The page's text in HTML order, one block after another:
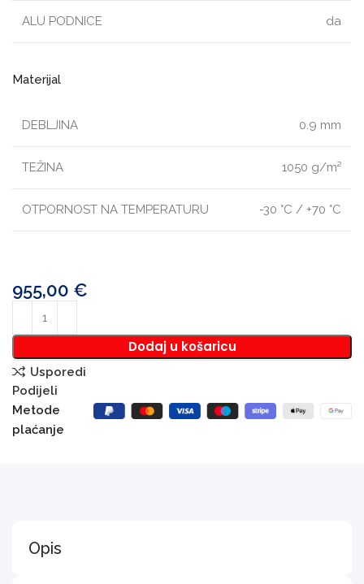
ALU PODNICE da
Materijal
DEBLJINA 0.9 mm
TEŽINA 1050 g/m²
OTPORNOST NA TEMPERATURU -30 °C / +70 °C
955,00 €
Dodaj u košaricu
Usporedi
Podijeli
Metode
plaćanje
Opis